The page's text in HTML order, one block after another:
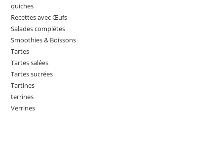
quiches
Recettes avec Œufs
Salades complétes
Smoothies & Boissons
Tartes
Tartes salées
Tartes sucrées
Tartines
terrines
Verrines